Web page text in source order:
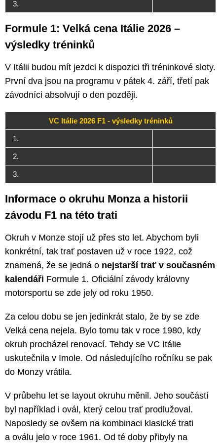
3.
Formule 1: Velká cena Itálie 2026 –
výsledky tréninků
V Itálii budou mít jezdci k dispozici tři tréninkové sloty.
První dva jsou na programu v pátek 4. září, třetí pak
závodníci absolvují o den později.
VC Itálie 2026 F1 - výsledky tréninků
1.
2.
3.
Informace o okruhu Monza a historii
závodu F1 na této trati
Okruh v Monze stojí už přes sto let. Abychom byli
konkrétní, tak trať postaven už v roce 1922, což
znamená, že se jedná o nejstarší trať v současném
kalendáři Formule 1. Oficiální závody královny
motorsportu se zde jely od roku 1950.
Za celou dobu se jen jedinkrát stalo, že by se zde
Velká cena nejela. Bylo tomu tak v roce 1980, kdy
okruh procházel renovací. Tehdy se VC Itálie
uskutečnila v Imole. Od následujícího ročníku se pak
do Monzy vrátila.
V průbehu let se layout okruhu měnil. Jeho součástí
byl například i ovál, který celou trať prodlužoval.
Naposledy se ovšem na kombinaci klasické trati
a oválu jelo v roce 1961. Od té doby přibyly na